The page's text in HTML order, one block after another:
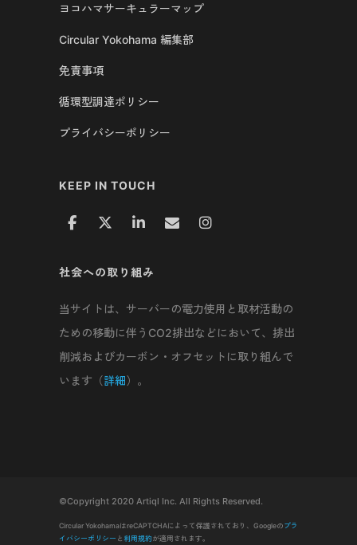
ヨコハマサーキュラーマップ
Circular Yokohama 編集部
免責事項
循環型調達ポリシー
プライバシーポリシー
KEEP IN TOUCH
社会への取り組み
当サイトは、サーバーの電力使用と取材活動の
ための移動に伴うCO2排出などにおいて、排出
削減およびカーボン・オフセットに取り組んで
います（詳細）。
©Copyright 2020 Artiql Inc. All Rights Reserved.
Circular YokohamaはreCAPTCHAによって保護されており、Googleのプラ
イバシーポリシー と 利用規約が適用されます。